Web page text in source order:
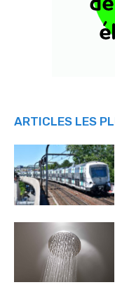
ARTICLES LES